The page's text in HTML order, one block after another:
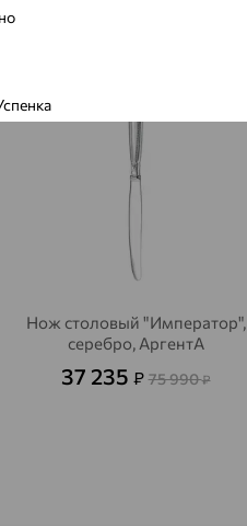
Нож столовый "Император",
серебро, АргентА
37 235 ₽ 75 990₽